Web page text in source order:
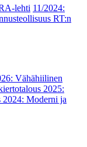
lehti 11/2024:
RT:n
Vähähiilinen
2025:
2024: Moderni ja